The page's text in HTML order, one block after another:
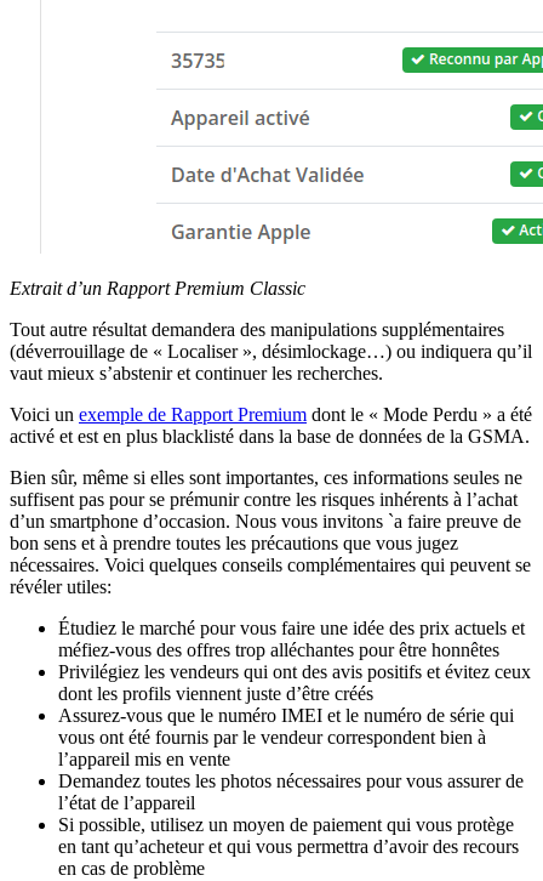
Extrait d’un Rapport Premium Classic
Tout autre résultat demandera des manipulations supplémentaires
(déverrouillage de « Localiser », désimlockage…) ou indiquera qu’il
vaut mieux s’abstenir et continuer les recherches.
Voici un exemple de Rapport Premium dont le « Mode Perdu » a été
activé et est en plus blacklisté dans la base de données de la GSMA.
Bien sûr, même si elles sont importantes, ces informations seules ne
suffisent pas pour se prémunir contre les risques inhérents à l’achat
d’un smartphone d’occasion. Nous vous invitons `a faire preuve de
bon sens et à prendre toutes les précautions que vous jugez
nécessaires. Voici quelques conseils complémentaires qui peuvent se
révéler utiles:
Étudiez le marché pour vous faire une idée des prix actuels et
méfiez-vous des offres trop alléchantes pour être honnêtes
Privilégiez les vendeurs qui ont des avis positifs et évitez ceux
dont les profils viennent juste d’être créés
Assurez-vous que le numéro IMEI et le numéro de série qui
vous ont été fournis par le vendeur correspondent bien à
l’appareil mis en vente
Demandez toutes les photos nécessaires pour vous assurer de
l’état de l’appareil
Si possible, utilisez un moyen de paiement qui vous protège
en tant qu’acheteur et qui vous permettra d’avoir des recours
en cas de problème